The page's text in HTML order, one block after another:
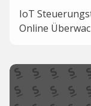
IoT
Online